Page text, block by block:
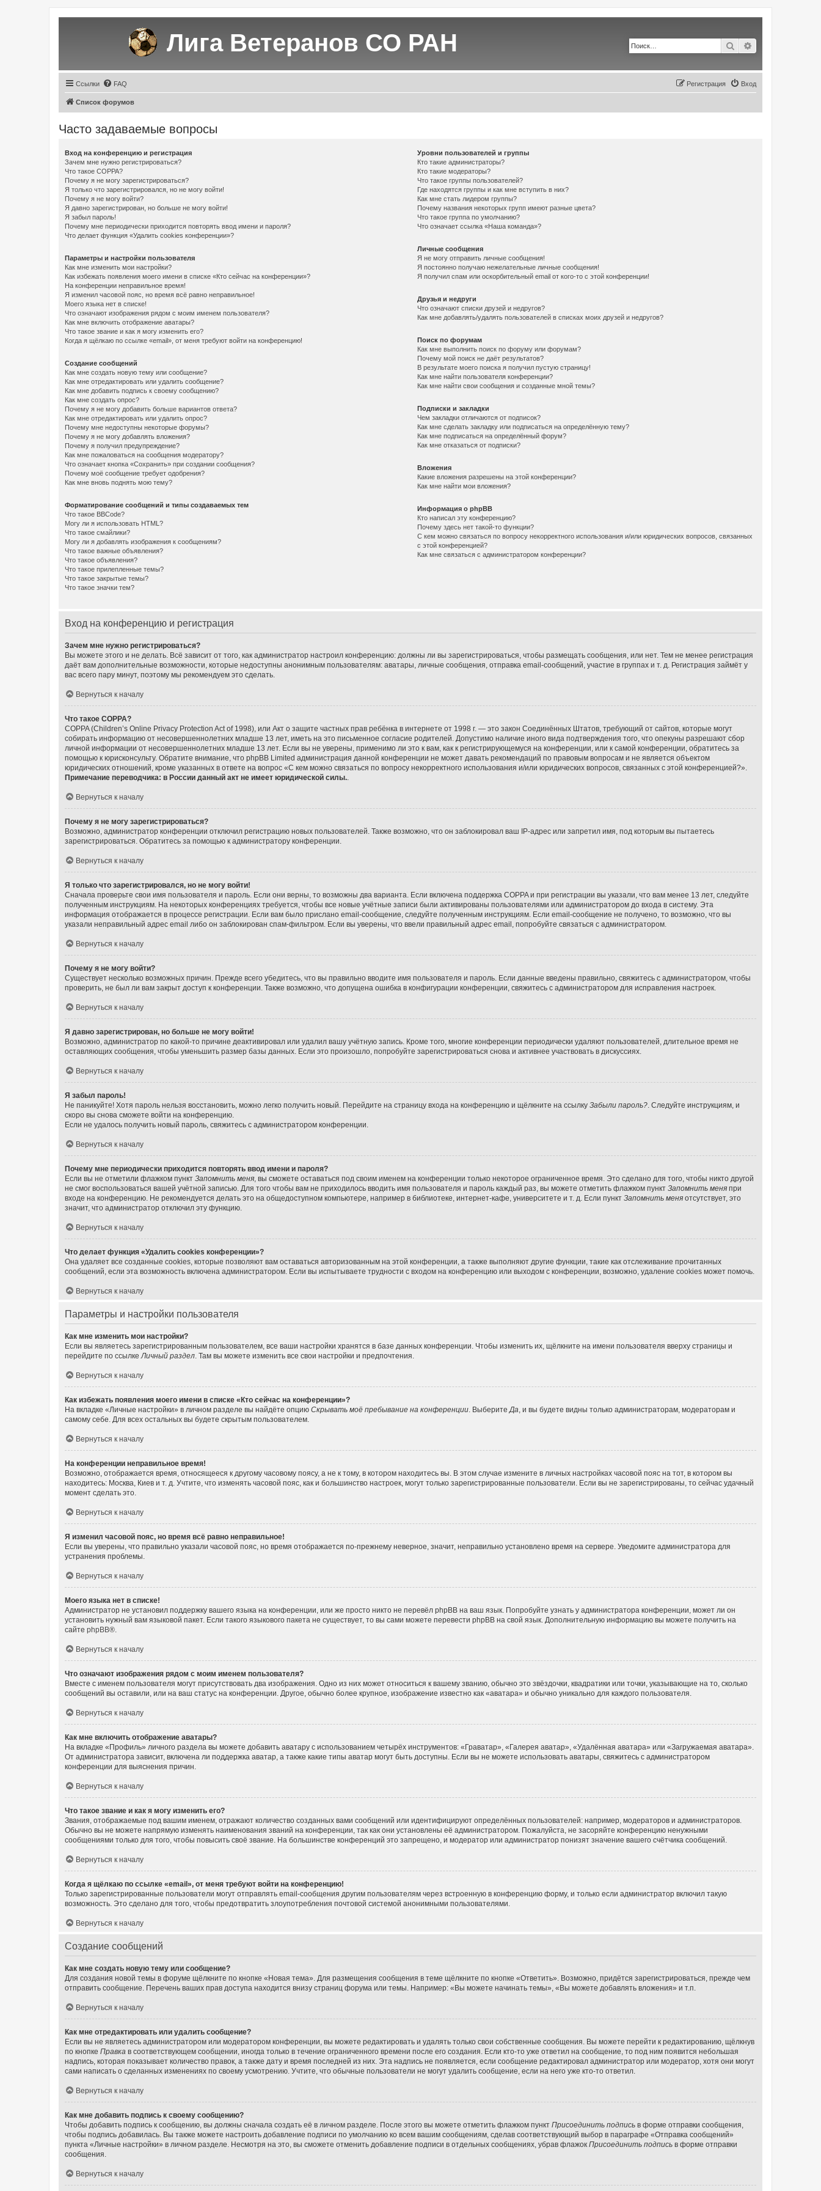
Лига Ветеранов СО РАН Поиск
Ссылки FAQ Вход
Регистрация
Список форумов
Часто задаваемые вопросы
Вход на конференцию и регистрация
Зачем мне нужно регистрироваться?
Что такое COPPA?
Почему я не могу зарегистрироваться?
Я только что зарегистрировался, но не могу войти!
Почему я не могу войти?
Я давно зарегистрирован, но больше не могу войти!
Я забыл пароль!
Почему мне периодически приходится повторять ввод имени и пароля?
Что делает функция «Удалить cookies конференции»?
Параметры и настройки пользователя
Как мне изменить мои настройки?
Как избежать появления моего имени в списке «Кто сейчас на конференции»?
На конференции неправильное время!
Я изменил часовой пояс, но время всё равно неправильное!
Моего языка нет в списке!
Что означают изображения рядом с моим именем пользователя?
Как мне включить отображение аватары?
Что такое звание и как я могу изменить его?
Когда я щёлкаю по ссылке «email», от меня требуют войти на конференцию!
Создание сообщений
Как мне создать новую тему или сообщение?
Как мне отредактировать или удалить сообщение?
Как мне добавить подпись к своему сообщению?
Как мне создать опрос?
Почему я не могу добавить больше вариантов ответа?
Как мне отредактировать или удалить опрос?
Почему мне недоступны некоторые форумы?
Почему я не могу добавлять вложения?
Почему я получил предупреждение?
Как мне пожаловаться на сообщения модератору?
Что означает кнопка «Сохранить» при создании сообщения?
Почему моё сообщение требует одобрения?
Как мне вновь поднять мою тему?
Форматирование сообщений и типы создаваемых тем
Что такое BBCode?
Могу ли я использовать HTML?
Что такое смайлики?
Могу ли я добавлять изображения к сообщениям?
Что такое важные объявления?
Что такое объявления?
Что такое прилепленные темы?
Что такое закрытые темы?
Что такое значки тем?
Уровни пользователей и группы
Кто такие администраторы?
Кто такие модераторы?
Что такое группы пользователей?
Где находятся группы и как мне вступить в них?
Как мне стать лидером группы?
Почему названия некоторых групп имеют разные цвета?
Что такое группа по умолчанию?
Что означает ссылка «Наша команда»?
Личные сообщения
Я не могу отправить личные сообщения!
Я постоянно получаю нежелательные личные сообщения!
Я получил спам или оскорбительный email от кого-то с этой конференции!
Друзья и недруги
Что означают списки друзей и недругов?
Как мне добавлять/удалять пользователей в списках моих друзей и недругов?
Поиск по форумам
Как мне выполнить поиск по форуму или форумам?
Почему мой поиск не даёт результатов?
В результате моего поиска я получил пустую страницу!
Как мне найти пользователя конференции?
Как мне найти свои сообщения и созданные мной темы?
Подписки и закладки
Чем закладки отличаются от подписок?
Как мне сделать закладку или подписаться на определённую тему?
Как мне подписаться на определённый форум?
Как мне отказаться от подписки?
Вложения
Какие вложения разрешены на этой конференции?
Как мне найти мои вложения?
Информация о phpBB
Кто написал эту конференцию?
Почему здесь нет такой-то функции?
С кем можно связаться по вопросу некорректного использования и/или юридических вопросов, связанных
с этой конференцией?
Как мне связаться с администратором конференции?
Вход на конференцию и регистрация
Зачем мне нужно регистрироваться?
Вы можете этого и не делать. Всё зависит от того, как администратор настроил конференцию: должны ли вы зарегистрироваться, чтобы размещать сообщения, или нет. Тем не менее регистрация
даёт вам дополнительные возможности, которые недоступны анонимным пользователям: аватары, личные сообщения, отправка email-сообщений, участие в группах и т. д. Регистрация займёт у
вас всего пару минут, поэтому мы рекомендуем это сделать.
Вернуться к началу
Что такое COPPA?
COPPA (Children’s Online Privacy Protection Act of 1998), или Акт о защите частных прав ребёнка в интернете от 1998 г. — это закон Соединённых Штатов, требующий от сайтов, которые могут
собирать информацию от несовершеннолетних младше 13 лет, иметь на это письменное согласие родителей. Допустимо наличие иного вида подтверждения того, что опекуны разрешают сбор
личной информации от несовершеннолетних младше 13 лет. Если вы не уверены, применимо ли это к вам, как к регистрирующемуся на конференции, или к самой конференции, обратитесь за
помощью к юрисконсульту. Обратите внимание, что phpBB Limited администрация данной конференции не может давать рекомендаций по правовым вопросам и не является объектом
юридических отношений, кроме указанных в ответе на вопрос «С кем можно связаться по вопросу некорректного использования и/или юридических вопросов, связанных с этой конференцией?».
Примечание переводчика: в России данный акт не имеет юридической силы.
Вернуться к началу
Почему я не могу зарегистрироваться?
Возможно, администратор конференции отключил регистрацию новых пользователей. Также возможно, что он заблокировал ваш IP-адрес или запретил имя, под которым вы пытаетесь
зарегистрироваться. Обратитесь за помощью к администратору конференции.
Вернуться к началу
Я только что зарегистрировался, но не могу войти!
Сначала проверьте свои имя пользователя и пароль. Если они верны, то возможны два варианта. Если включена поддержка COPPA и при регистрации вы указали, что вам менее 13 лет, следуйте
полученным инструкциям. На некоторых конференциях требуется, чтобы все новые учётные записи были активированы пользователями или администратором до входа в систему. Эта
информация отображается в процессе регистрации. Если вам было прислано email-сообщение, следуйте полученным инструкциям. Если email-сообщение не получено, то возможно, что вы
указали неправильный адрес email либо он заблокирован спам-фильтром. Если вы уверены, что ввели правильный адрес email, попробуйте связаться с администратором.
Вернуться к началу
Почему я не могу войти?
Существует несколько возможных причин. Прежде всего убедитесь, что вы правильно вводите имя пользователя и пароль. Если данные введены правильно, свяжитесь с администратором, чтобы
проверить, не был ли вам закрыт доступ к конференции. Также возможно, что допущена ошибка в конфигурации конференции, свяжитесь с администратором для исправления настроек.
Вернуться к началу
Я давно зарегистрирован, но больше не могу войти!
Возможно, администратор по какой-то причине деактивировал или удалил вашу учётную запись. Кроме того, многие конференции периодически удаляют пользователей, длительное время не
оставляющих сообщения, чтобы уменьшить размер базы данных. Если это произошло, попробуйте зарегистрироваться снова и активнее участвовать в дискуссиях.
Вернуться к началу
Я забыл пароль!
Не паникуйте! Хотя пароль нельзя восстановить, можно легко получить новый. Перейдите на страницу входа на конференцию и щёлкните на ссылку Забыли пароль? . Следуйте инструкциям, и
скоро вы снова сможете войти на конференцию.
Если не удалось получить новый пароль, свяжитесь с администратором конференции.
Вернуться к началу
Почему мне периодически приходится повторять ввод имени и пароля?
Если вы не отметили флажком пункт Запомнить меня , вы сможете оставаться под своим именем на конференции только некоторое ограниченное время. Это сделано для того, чтобы никто другой
не смог воспользоваться вашей учётной записью. Для того чтобы вам не приходилось вводить имя пользователя и пароль каждый раз, вы можете отметить флажком пункт Запомнить меня при
входе на конференцию. Не рекомендуется делать это на общедоступном компьютере, например в библиотеке, интернет-кафе, университете и т. д. Если пункт Запомнить меня отсутствует, это
значит, что администратор отключил эту функцию.
Вернуться к началу
Что делает функция «Удалить cookies конференции»?
Она удаляет все созданные cookies, которые позволяют вам оставаться авторизованным на этой конференции, а также выполняют другие функции, такие как отслеживание прочитанных
сообщений, если эта возможность включена администратором. Если вы испытываете трудности с входом на конференцию или выходом с конференции, возможно, удаление cookies может помочь.
Вернуться к началу
Параметры и настройки пользователя
Как мне изменить мои настройки?
Если вы являетесь зарегистрированным пользователем, все ваши настройки хранятся в базе данных конференции. Чтобы изменить их, щёлкните на имени пользователя вверху страницы и
перейдите по ссылке Личный раздел . Там вы можете изменить все свои настройки и предпочтения.
Вернуться к началу
Как избежать появления моего имени в списке «Кто сейчас на конференции»?
На вкладке «Личные настройки» в личном разделе вы найдёте опцию Скрывать моё пребывание на конференции . Выберите Да , и вы будете видны только администраторам, модераторам и
самому себе. Для всех остальных вы будете скрытым пользователем.
Вернуться к началу
На конференции неправильное время!
Возможно, отображается время, относящееся к другому часовому поясу, а не к тому, в котором находитесь вы. В этом случае измените в личных настройках часовой пояс на тот, в котором вы
находитесь: Москва, Киев и т. д. Учтите, что изменять часовой пояс, как и большинство настроек, могут только зарегистрированные пользователи. Если вы не зарегистрированы, то сейчас удачный
момент сделать это.
Вернуться к началу
Я изменил часовой пояс, но время всё равно неправильное!
Если вы уверены, что правильно указали часовой пояс, но время отображается по-прежнему неверное, значит, неправильно установлено время на сервере. Уведомите администратора для
устранения проблемы.
Вернуться к началу
Моего языка нет в списке!
Администратор не установил поддержку вашего языка на конференции, или же просто никто не перевёл phpBB на ваш язык. Попробуйте узнать у администратора конференции, может ли он
установить нужный вам языковой пакет. Если такого языкового пакета не существует, то вы сами можете перевести phpBB на свой язык. Дополнительную информацию вы можете получить на
сайте phpBB®.
Вернуться к началу
Что означают изображения рядом с моим именем пользователя?
Вместе с именем пользователя могут присутствовать два изображения. Одно из них может относиться к вашему званию, обычно это звёздочки, квадратики или точки, указывающие на то, сколько
сообщений вы оставили, или на ваш статус на конференции. Другое, обычно более крупное, изображение известно как «аватара» и обычно уникально для каждого пользователя.
Вернуться к началу
Как мне включить отображение аватары?
На вкладке «Профиль» личного раздела вы можете добавить аватару с использованием четырёх инструментов: «Граватар», «Галерея аватар», «Удалённая аватара» или «Загружаемая аватара».
От администратора зависит, включена ли поддержка аватар, а также какие типы аватар могут быть доступны. Если вы не можете использовать аватары, свяжитесь с администратором
конференции для выяснения причин.
Вернуться к началу
Что такое звание и как я могу изменить его?
Звания, отображаемые под вашим именем, отражают количество созданных вами сообщений или идентифицируют определённых пользователей: например, модераторов и администраторов.
Обычно вы не можете напрямую изменять наименования званий на конференции, так как они установлены её администратором. Пожалуйста, не засоряйте конференцию ненужными
сообщениями только для того, чтобы повысить своё звание. На большинстве конференций это запрещено, и модератор или администратор понизят значение вашего счётчика сообщений.
Вернуться к началу
Когда я щёлкаю по ссылке «email», от меня требуют войти на конференцию!
Только зарегистрированные пользователи могут отправлять email-сообщения другим пользователям через встроенную в конференцию форму, и только если администратор включил такую
возможность. Это сделано для того, чтобы предотвратить злоупотребления почтовой системой анонимными пользователями.
Вернуться к началу
Создание сообщений
Как мне создать новую тему или сообщение?
Для создания новой темы в форуме щёлкните по кнопке «Новая тема». Для размещения сообщения в теме щёлкните по кнопке «Ответить». Возможно, придётся зарегистрироваться, прежде чем
отправить сообщение. Перечень ваших прав доступа находится внизу страниц форума или темы. Например: «Вы можете начинать темы», «Вы можете добавлять вложения» и т.п.
Вернуться к началу
Как мне отредактировать или удалить сообщение?
Если вы не являетесь администратором или модератором конференции, вы можете редактировать и удалять только свои собственные сообщения. Вы можете перейти к редактированию, щёлкнув
по кнопке Правка в соответствующем сообщении, иногда только в течение ограниченного времени после его создания. Если кто-то уже ответил на сообщение, то под ним появится небольшая
надпись, которая показывает количество правок, а также дату и время последней из них. Эта надпись не появляется, если сообщение редактировал администратор или модератор, хотя они могут
сами написать о сделанных изменениях по своему усмотрению. Учтите, что обычные пользователи не могут удалить сообщение, если на него уже кто-то ответил.
Вернуться к началу
Как мне добавить подпись к своему сообщению?
Чтобы добавить подпись к сообщению, вы должны сначала создать её в личном разделе. После этого вы можете отметить флажком пункт Присоединить подпись в форме отправки сообщения,
чтобы подпись добавилась. Вы также можете настроить добавление подписи по умолчанию ко всем вашим сообщениям, сделав соответствующий выбор в параграфе «Отправка сообщений»
пункта «Личные настройки» в личном разделе. Несмотря на это, вы сможете отменить добавление подписи в отдельных сообщениях, убрав флажок Присоединить подпись в форме отправки
сообщения.
Вернуться к началу